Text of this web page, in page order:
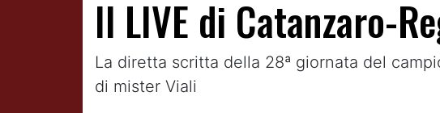
Il LIVE di Catanzaro-
La diretta scritta della 28ª giornata del
di mister Viali